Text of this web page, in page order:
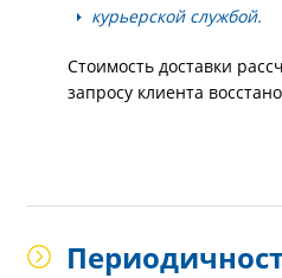
курьерской службой.
Стоимость доставки
запросу клиента